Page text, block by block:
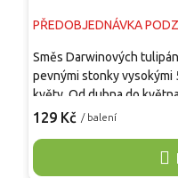
PŘEDOBJEDNÁVKA
129 Kč / balení
Směs Darwinových
pevnými stonky vysokými
květy. Od dubna do
červených, růžových i
jarnímu větru a dešti, mají
vhodné k řezu. Směs